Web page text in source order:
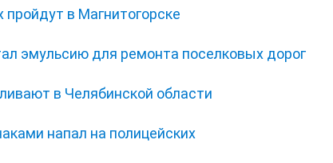
в Магнитогорске
эмульсию для ремонта поселковых дорог
в Челябинской области
напал на полицейских